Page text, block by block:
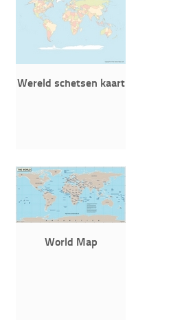
Wereld schetsen kaart
World Map